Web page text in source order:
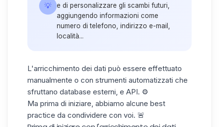
💡
e di personalizzare gli scambi futuri,
aggiungendo informazioni come
numero di telefono, indirizzo e-mail,
località...
L'arricchimento dei dati può essere effettuato
manualmente o con strumenti automatizzati che
sfruttano database esterni, e API. ⚙️
Ma prima di iniziare, abbiamo alcune best
practice da condividere con voi. 🚨